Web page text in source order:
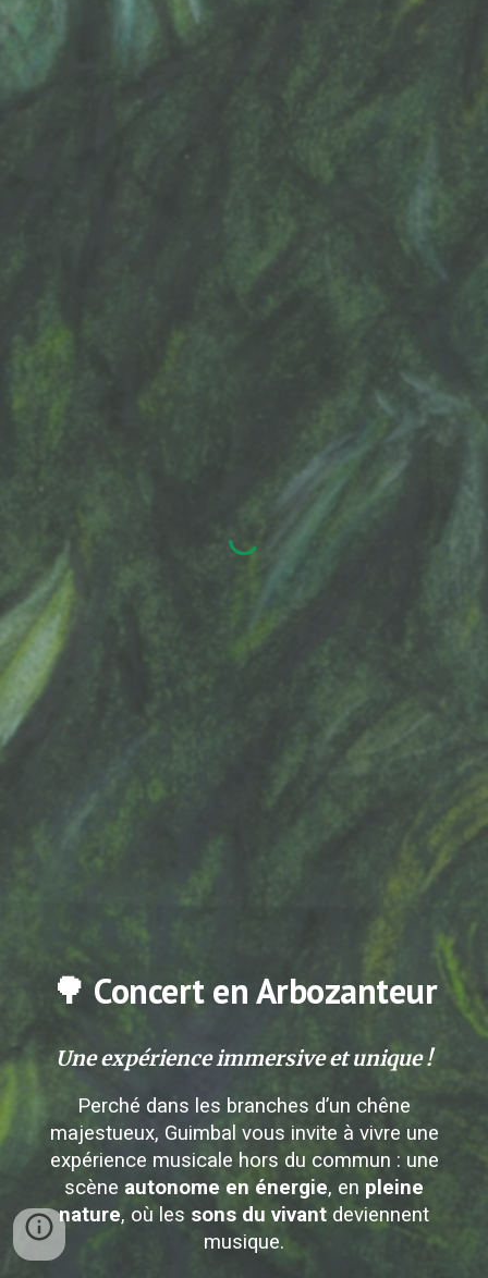
🌳 Concert en Arbozanteur
Une expérience immersive et unique !
Perché dans les branches d’un chêne
majestueux, Guimbal vous invite à vivre une
expérience musicale hors du commun : une
scène autonome en énergie, en pleine
nature, où les sons du vivant deviennent
musique.